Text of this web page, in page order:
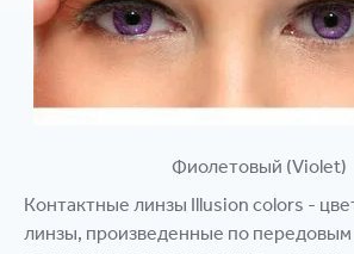
Фиолетовый (Violet)
Контактные линзы Illusion colors -
линзы, произведенные по передовым